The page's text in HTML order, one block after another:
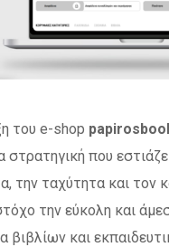
του e-shop
στρατηγική που
την ταχύτητα και τον
την εύκολη και
βιβλίων και